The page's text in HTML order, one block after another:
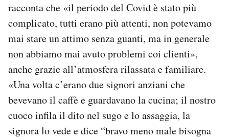
racconta che «il periodo del Covid è stato più
complicato, tutti erano più attenti, non potevamo
mai stare un attimo senza guanti, ma in generale
non abbiamo mai avuto problemi coi clienti»,
anche grazie all’atmosfera rilassata e familiare.
«Una volta c’erano due signori anziani che
bevevano il caffè e guardavano la cucina; il nostro
cuoco infila il dito nel sugo e lo assaggia, la
signora lo vede e dice “bravo meno male bisogna